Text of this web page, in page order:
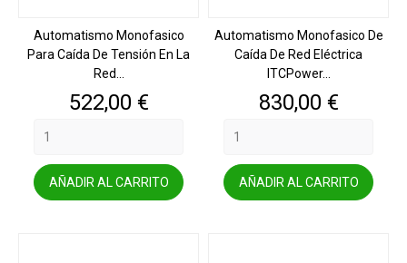
Automatismo Monofasico
Para Caída De Tensión En La
Red...
Precio
522,00 €
AÑADIR AL CARRITO
Automatismo Monofasico De
Caída De Red Eléctrica
ITCPower...
Precio
830,00 €
AÑADIR AL CARRITO